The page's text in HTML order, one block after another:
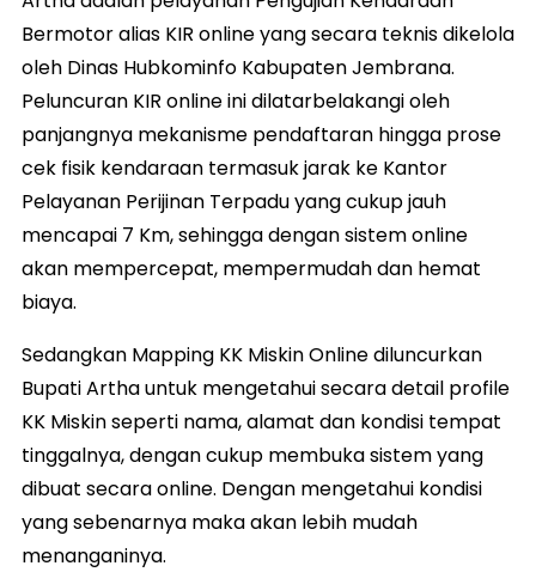
Bermotor alias KIR online yang secara teknis dikelola
oleh Dinas Hubkominfo Kabupaten Jembrana.
Peluncuran KIR online ini dilatarbelakangi oleh
panjangnya mekanisme pendaftaran hingga prose
cek fisik kendaraan termasuk jarak ke Kantor
Pelayanan Perijinan Terpadu yang cukup jauh
mencapai 7 Km, sehingga dengan sistem online
akan mempercepat, mempermudah dan hemat
biaya.
Sedangkan Mapping KK Miskin Online diluncurkan
Bupati Artha untuk mengetahui secara detail profile
KK Miskin seperti nama, alamat dan kondisi tempat
tinggalnya, dengan cukup membuka sistem yang
dibuat secara online. Dengan mengetahui kondisi
yang sebenarnya maka akan lebih mudah
menanganinya.